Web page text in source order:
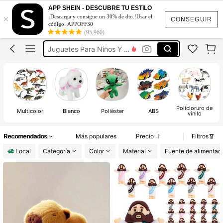
CONSEGUIR
×
APP SHEIN - DESCUBRE TU ESTILO
¡Descarga y consigue un 30% de dto.!Usar el
código: APPOFF30
(95,960)
Dinosaurios Juguetes
Ositos Cariñosito
Peluches
Dinosaurios Juguetes
Multicolor Blanco Poliéster ABS Policloruro de
vinilo
Recomendados Más populares Precio
Filtros
Local
Categoría Color Material Fuente de